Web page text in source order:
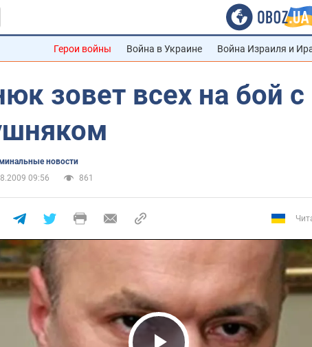
Герои войны Война в Украине Война Израиля и
зовет всех на бой с
новости
09:56
861